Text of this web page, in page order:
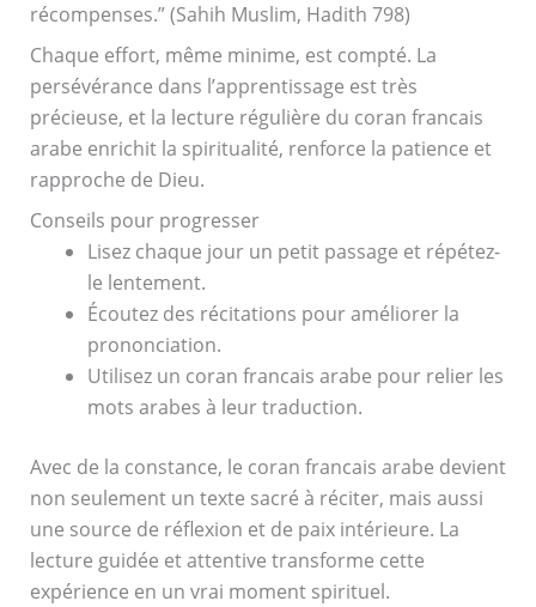
récompenses.” (Sahih Muslim, Hadith 798)
Chaque effort, même minime, est compté. La
persévérance dans l’apprentissage est très
précieuse, et la lecture régulière du coran francais
arabe enrichit la spiritualité, renforce la patience et
rapproche de Dieu.
Conseils pour progresser
Lisez chaque jour un petit passage et répétez-
le lentement.
Écoutez des récitations pour améliorer la
prononciation.
Utilisez un coran francais arabe pour relier les
mots arabes à leur traduction.
Avec de la constance, le coran francais arabe devient
non seulement un texte sacré à réciter, mais aussi
une source de réflexion et de paix intérieure. La
lecture guidée et attentive transforme cette
expérience en un vrai moment spirituel.